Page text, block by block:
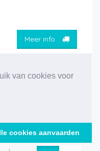
van cookies voor
cookies aanvaarden
Meer info